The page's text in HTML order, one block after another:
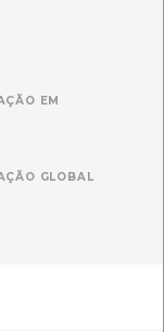
EM
GLOBAL